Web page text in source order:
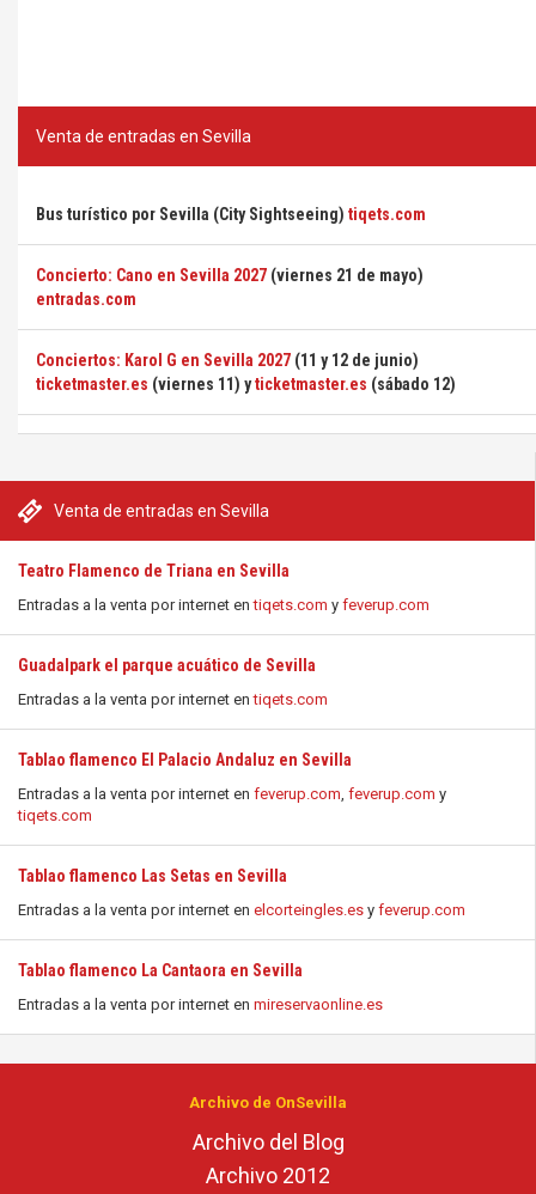
Venta de entradas en Sevilla
Teatro Flamenco de Triana en Sevilla
Entradas a la venta por internet entiqets.com y feverup.com
Guadalpark el parque acuático de Sevilla
Entradas a la venta por internet entiqets.com
Tablao flamenco El Palacio Andaluz en Sevilla
Entradas a la venta por internet en feverup.com, feverup.com y
tiqets.com
Tablao flamenco Las Setas en Sevilla
Entradas a la venta por internet en elcorteingles.es y feverup.com
Tablao flamenco La Cantaora en Sevilla
Entradas a la venta por internet en mireservaonline.es
Venta de entradas en Sevilla
Bus turístico por Sevilla (City Sightseeing) tiqets.com
Concierto: Cano en Sevilla 2027 (viernes 21 de mayo)
entradas.com
Conciertos: Karol G en Sevilla 2027 (11 y 12 de junio)
ticketmaster.es (viernes 11) yticketmaster.es (sábado 12)
Archivo de OnSevilla
Archivo del Blog
Archivo 2012